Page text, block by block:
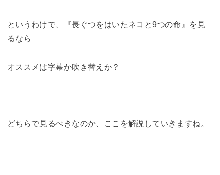
というわけで、『長ぐつをはいたネコと9つの命』を見
るなら
オススメは字幕か吹き替えか？
どちらで見るべきなのか、ここを解説していきますね。